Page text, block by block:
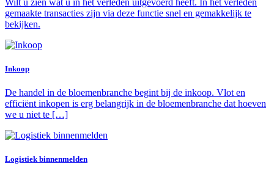
gemaakte transacties zijn via deze functie snel en gemakkelijk te
bekijken.
Inkoop
De handel in de bloemenbranche begint bij de inkoop. Vlot en
efficiënt inkopen is erg belangrijk in de bloemenbranche dat hoeven
we u niet te […]
Logistiek binnenmelden